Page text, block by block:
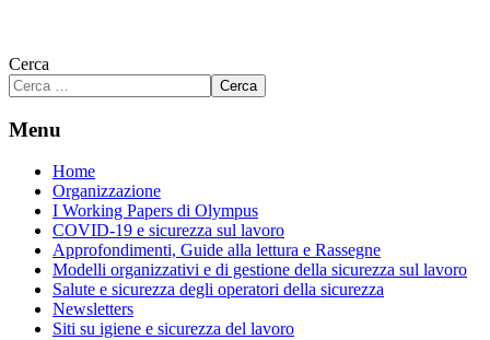
Cerca
Cerca
Menu
Home
Organizzazione
I Working Papers di Olympus
COVID-19 e sicurezza sul lavoro
Approfondimenti, Guide alla lettura e Rassegne
Modelli organizzativi e di gestione della sicurezza sul lavoro
Salute e sicurezza degli operatori della sicurezza
Newsletters
Siti su igiene e sicurezza del lavoro